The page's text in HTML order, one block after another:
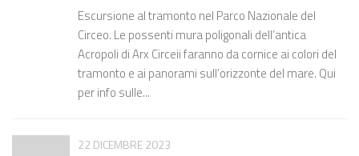
Escursione al tramonto nel Parco Nazionale del
Circeo. Le possenti mura poligonali dell’antica
Acropoli di Arx Circeii faranno da cornice ai colori del
tramonto e ai panorami sull’orizzonte del mare. Qui
per info sulle...
22 DICEMBRE 2023